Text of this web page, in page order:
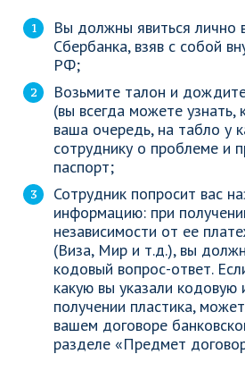
Вы должны явиться лично
Сбербанка, взяв с собой
РФ;
Возьмите талон и
(вы всегда можете узнать,
ваша очередь, на табло у
сотруднику о проблеме и
паспорт;
Сотрудник попросит вас
информацию: при
независимости от ее
(Виза, Мир и т.д.), вы
кодовый вопрос-ответ.
какую вы указали
получении пластика,
вашем договоре
разделе «Предмет